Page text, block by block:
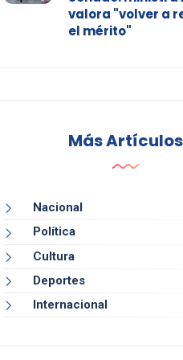
valora "volver a
el mérito"
Más Artículos
Nacional
Política
Cultura
Deportes
Internacional